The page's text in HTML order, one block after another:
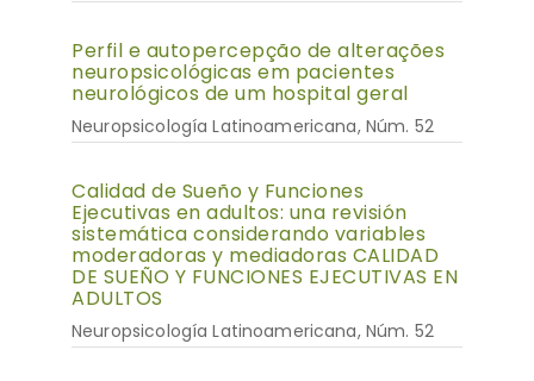
Perfil e autopercepção de alterações
neuropsicológicas em pacientes
neurológicos de um hospital geral
Neuropsicología Latinoamericana, Núm. 52
Calidad de Sueño y Funciones
Ejecutivas en adultos: una revisión
sistemática considerando variables
moderadoras y mediadoras CALIDAD
DE SUEÑO Y FUNCIONES EJECUTIVAS EN
ADULTOS
Neuropsicología Latinoamericana, Núm. 52